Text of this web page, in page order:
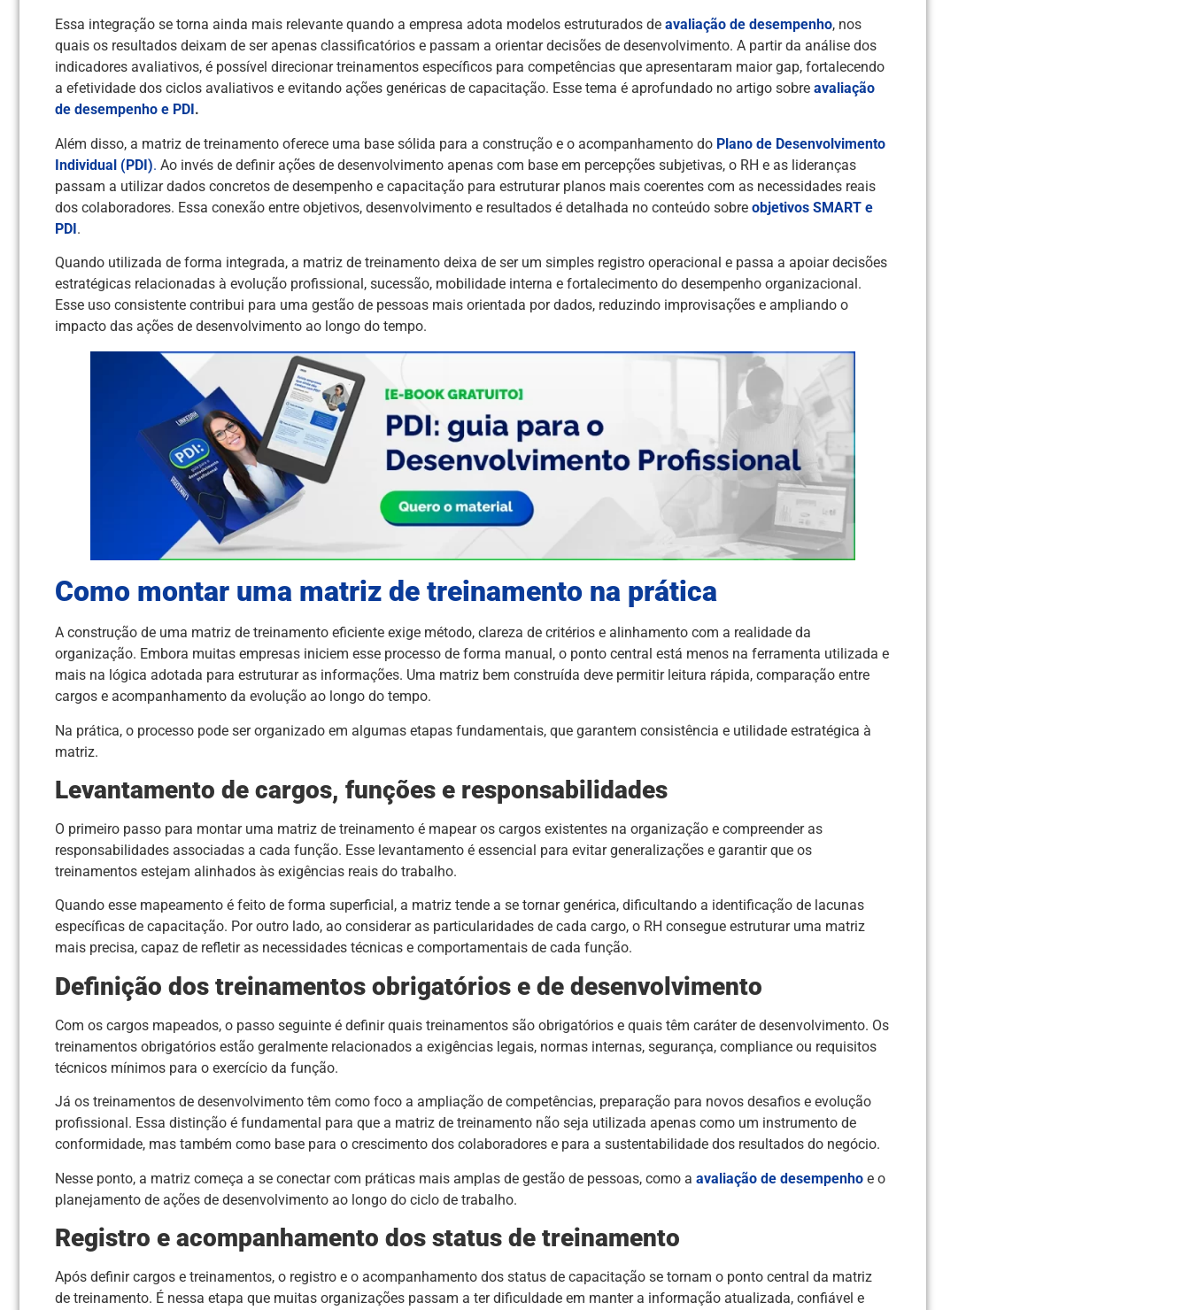
Essa integração se torna ainda mais relevante quando a empresa adota modelos estruturados de avaliação de desempenho, nos
quais os resultados deixam de ser apenas classificatórios e passam a orientar decisões de desenvolvimento. A partir da análise dos
indicadores avaliativos, é possível direcionar treinamentos específicos para competências que apresentaram maior gap, fortalecendo
a efetividade dos ciclos avaliativos e evitando ações genéricas de capacitação. Esse tema é aprofundado no artigo sobre avaliação
de desempenho e PDI .
Além disso, a matriz de treinamento oferece uma base sólida para a construção e o acompanhamento do Plano de Desenvolvimento
Individual (PDI). Ao invés de definir ações de desenvolvimento apenas com base em percepções subjetivas, o RH e as lideranças
passam a utilizar dados concretos de desempenho e capacitação para estruturar planos mais coerentes com as necessidades reais
dos colaboradores. Essa conexão entre objetivos, desenvolvimento e resultados é detalhada no conteúdo sobre objetivos SMART e
PDI.
Quando utilizada de forma integrada, a matriz de treinamento deixa de ser um simples registro operacional e passa a apoiar decisões
estratégicas relacionadas à evolução profissional, sucessão, mobilidade interna e fortalecimento do desempenho organizacional.
Esse uso consistente contribui para uma gestão de pessoas mais orientada por dados, reduzindo improvisações e ampliando o
impacto das ações de desenvolvimento ao longo do tempo.
Como montar uma matriz de treinamento na prática
A construção de uma matriz de treinamento eficiente exige método, clareza de critérios e alinhamento com a realidade da
organização. Embora muitas empresas iniciem esse processo de forma manual, o ponto central está menos na ferramenta utilizada e
mais na lógica adotada para estruturar as informações. Uma matriz bem construída deve permitir leitura rápida, comparação entre
cargos e acompanhamento da evolução ao longo do tempo.
Na prática, o processo pode ser organizado em algumas etapas fundamentais, que garantem consistência e utilidade estratégica à
matriz.
Levantamento de cargos, funções e responsabilidades
O primeiro passo para montar uma matriz de treinamento é mapear os cargos existentes na organização e compreender as
responsabilidades associadas a cada função. Esse levantamento é essencial para evitar generalizações e garantir que os
treinamentos estejam alinhados às exigências reais do trabalho.
Quando esse mapeamento é feito de forma superficial, a matriz tende a se tornar genérica, dificultando a identificação de lacunas
específicas de capacitação. Por outro lado, ao considerar as particularidades de cada cargo, o RH consegue estruturar uma matriz
mais precisa, capaz de refletir as necessidades técnicas e comportamentais de cada função.
Definição dos treinamentos obrigatórios e de desenvolvimento
Com os cargos mapeados, o passo seguinte é definir quais treinamentos são obrigatórios e quais têm caráter de desenvolvimento. Os
treinamentos obrigatórios estão geralmente relacionados a exigências legais, normas internas, segurança, compliance ou requisitos
técnicos mínimos para o exercício da função.
Já os treinamentos de desenvolvimento têm como foco a ampliação de competências, preparação para novos desafios e evolução
profissional. Essa distinção é fundamental para que a matriz de treinamento não seja utilizada apenas como um instrumento de
conformidade, mas também como base para o crescimento dos colaboradores e para a sustentabilidade dos resultados do negócio.
Nesse ponto, a matriz começa a se conectar com práticas mais amplas de gestão de pessoas, como a avaliação de desempenho e o
planejamento de ações de desenvolvimento ao longo do ciclo de trabalho.
Registro e acompanhamento dos status de treinamento
Após definir cargos e treinamentos, o registro e o acompanhamento dos status de capacitação se tornam o ponto central da matriz
de treinamento. É nessa etapa que muitas organizações passam a ter dificuldade em manter a informação atualizada, confiável e